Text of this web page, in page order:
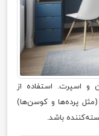
و اسپرت. استفاده از
پرده‌ها و کوسن‌ها)
باشد.